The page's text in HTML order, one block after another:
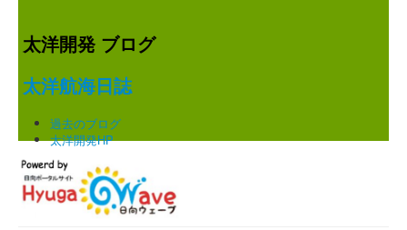
太洋開発 ブログ
太洋航海日誌
過去のブログ
太洋開発HP